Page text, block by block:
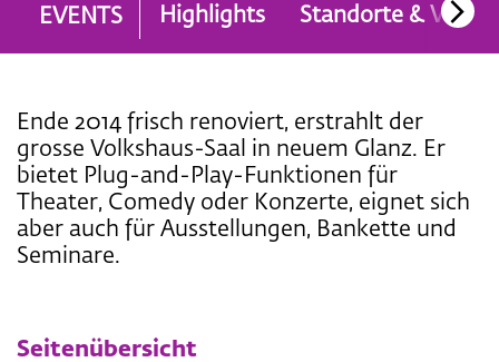
EVENTS Highlights Standorte &
Ende 2014 frisch renoviert, erstrahlt der
grosse Volkshaus-Saal in neuem Glanz. Er
bietet Plug-and-Play-Funktionen für
Theater, Comedy oder Konzerte, eignet sich
aber auch für Ausstellungen, Bankette und
Seminare.
Seitenübersicht